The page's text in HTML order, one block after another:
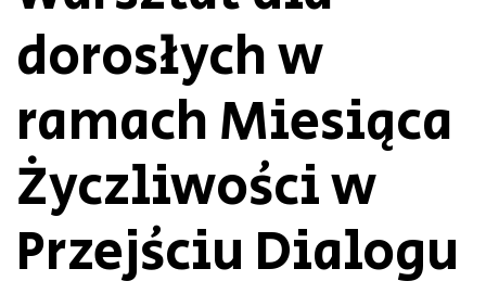
dorosłych w
ramach Miesiąca
Życzliwości w
Przejściu Dialogu